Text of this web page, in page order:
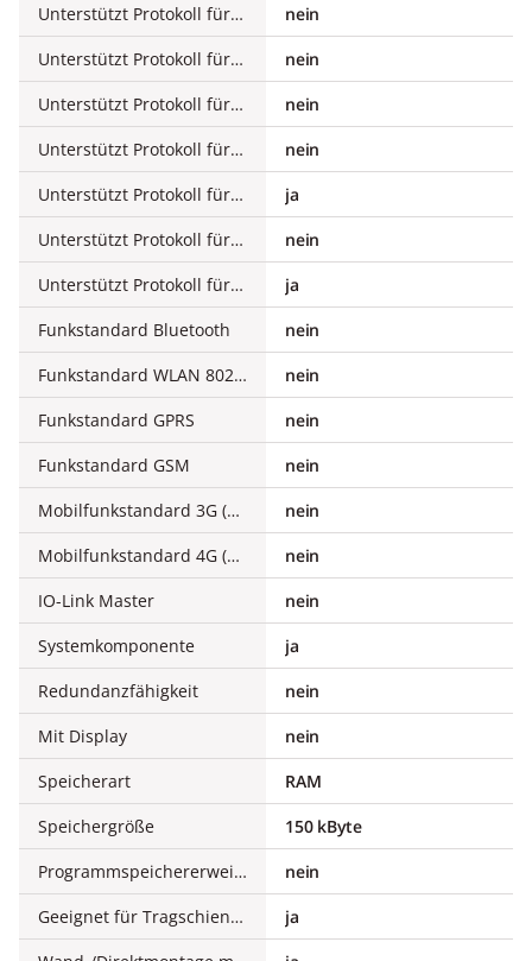
Unterstützt Protokoll für EtherNet/IP
nein
Unterstützt Protokoll für AS-Interface Safety at Work
nein
Unterstützt Protokoll für DeviceNet Safety
nein
Unterstützt Protokoll für INTERBUS-Safety
nein
Unterstützt Protokoll für PROFIsafe
ja
Unterstützt Protokoll für SafetyBUS p
nein
Unterstützt Protokoll für sonstige Bussysteme
ja
Funkstandard Bluetooth
nein
Funkstandard WLAN 802.11
nein
Funkstandard GPRS
nein
Funkstandard GSM
nein
Mobilfunkstandard 3G (UMTS)
nein
Mobilfunkstandard 4G (LTE)
nein
IO-Link Master
nein
Systemkomponente
ja
Redundanzfähigkeit
nein
Mit Display
nein
Speicherart
RAM
Speichergröße
150 kByte
Programmspeichererweiterung möglich
nein
Geeignet für Tragschienenmontage
ja